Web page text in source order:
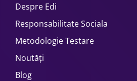
Despre Edi
Responsabilitate Sociala
Metodologie Testare
Noutăți
Blog